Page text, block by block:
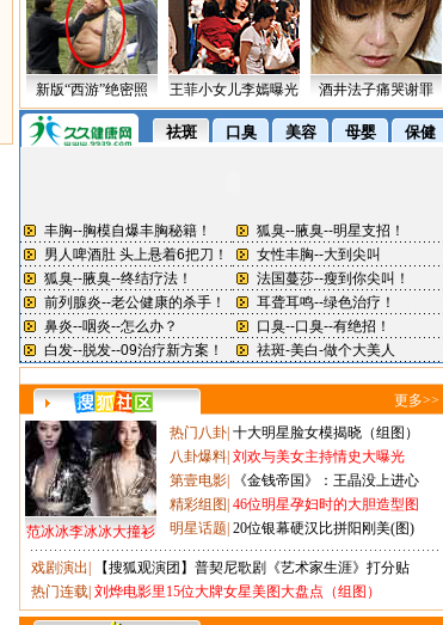
新版“西游”绝密照 王菲小女儿李嫣曝光 酒井法子痛哭谢罪
更多>>
范冰冰李冰冰大撞衫
热门八卦 十大明星脸女模揭晓（组图）
八卦爆料 刘欢与美女主持情史大曝光
第壹电影
《金钱帝国》：王晶没上进心
精彩组图 46位明星孕妇时的大胆造型图
明星话题 20位银幕硬汉比拼阳刚美(图)
戏剧演出
【搜狐观演团】普契尼歌剧《艺术家生涯》打分贴
热门连载 刘烨电影里15位大牌女星美图大盘点（组图）